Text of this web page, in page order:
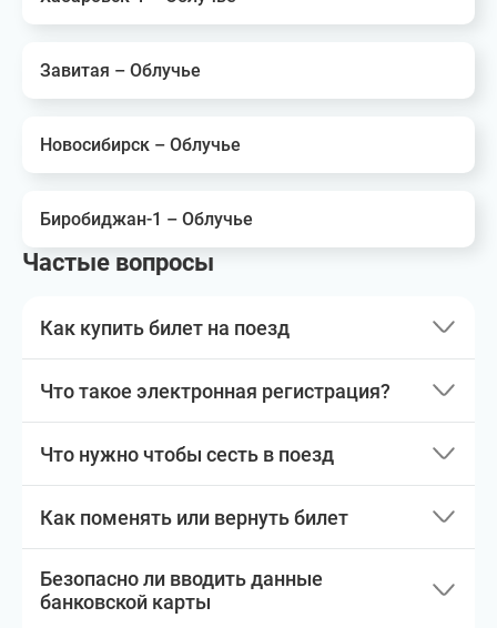
Завитая – Облучье
Новосибирск – Облучье
Биробиджан-1 – Облучье
Частые вопросы
Как купить билет на поезд
Что такое электронная регистрация?
Что нужно чтобы сесть в поезд
Как поменять или вернуть билет
Безопасно ли вводить данные
банковской карты